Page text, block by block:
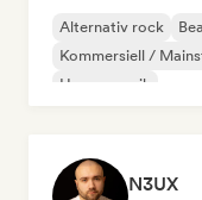
Alternativ rock
Kommersiell /
House-musik
N3UX